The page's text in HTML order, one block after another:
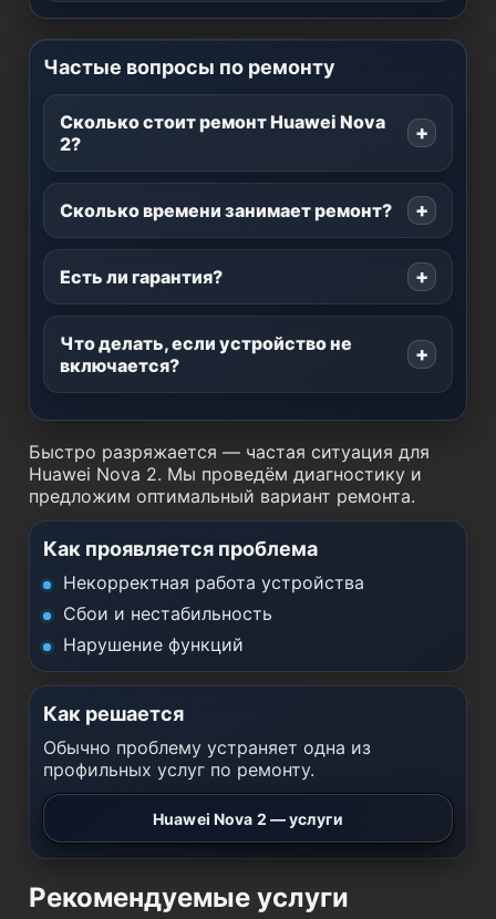
Частые вопросы по ремонту
Сколько стоит ремонт Huawei Nova
2?
Сколько времени занимает ремонт?
Есть ли гарантия?
Что делать, если устройство не
включается?
Быстро разряжается — частая ситуация для
Huawei Nova 2. Мы проведём диагностику и
предложим оптимальный вариант ремонта.
Как проявляется проблема
Некорректная работа устройства
Сбои и нестабильность
Нарушение функций
Как решается
Обычно проблему устраняет одна из
профильных услуг по ремонту.
Huawei Nova 2 — услуги
Рекомендуемые услуги